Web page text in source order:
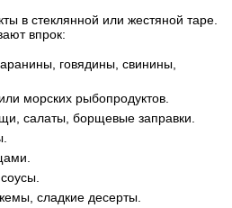
в стеклянной или жестяной таре.
впрок:
говядины, свинины,
морских рыбопродуктов.
салаты, борщевые заправки.
сладкие десерты.